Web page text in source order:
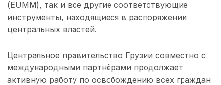
(EUMM), так и все другие соответствующие
инструменты, находящиеся в распоряжении
центральных властей.
Центральное правительство Грузии совместно с
международными партнёрами продолжает
активную работу по освобождению всех граждан